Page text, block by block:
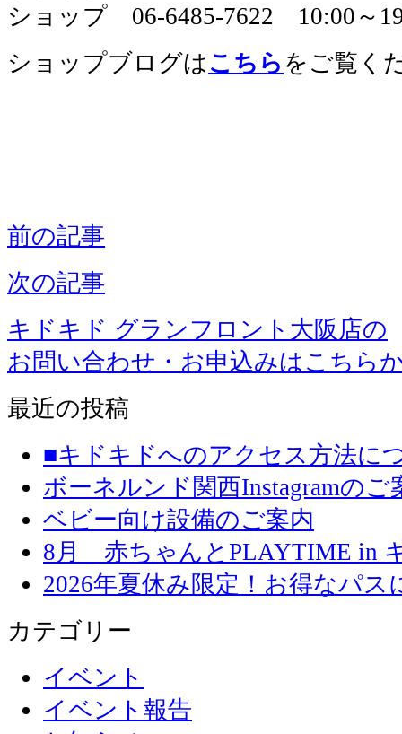
ショップ 06-6485-7622 10:00～
ショップブログは こちら をご覧く
前の記事
次の記事
キドキド グランフロント大阪店の
お問い合わせ・お申込みはこちら
最近の投稿
■キドキドへのアクセス方法に
ボーネルンド関西Instagramのご
ベビー向け設備のご案内
8月 赤ちゃんとPLAYTIME in
2026年夏休み限定！お得なパス
カテゴリー
イベント
イベント報告